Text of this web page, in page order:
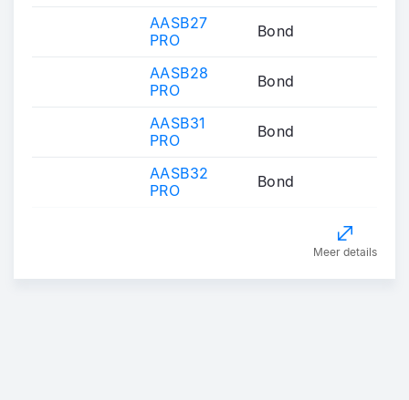
AASB27
PRO
Bond
AASB28
PRO
Bond
AASB31
PRO
Bond
AASB32
PRO
Bond
Meer details